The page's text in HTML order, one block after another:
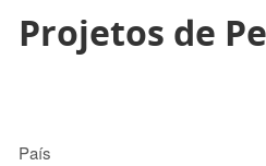
Projetos de
País